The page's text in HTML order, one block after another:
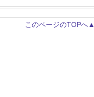
このページのTOPへ▲